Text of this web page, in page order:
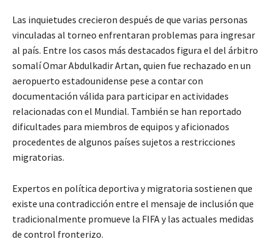
Las inquietudes crecieron después de que varias personas
vinculadas al torneo enfrentaran problemas para ingresar
al país. Entre los casos más destacados figura el del árbitro
somalí Omar Abdulkadir Artan, quien fue rechazado en un
aeropuerto estadounidense pese a contar con
documentación válida para participar en actividades
relacionadas con el Mundial. También se han reportado
dificultades para miembros de equipos y aficionados
procedentes de algunos países sujetos a restricciones
migratorias.
Expertos en política deportiva y migratoria sostienen que
existe una contradicción entre el mensaje de inclusión que
tradicionalmente promueve la FIFA y las actuales medidas
de control fronterizo.